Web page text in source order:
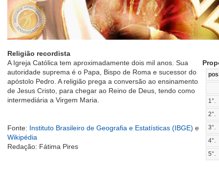
1°.
2°.
3°.
4°.
5°.
Religião recordista
A Igreja Católica tem aproximadamente dois mil anos. Sua
autoridade suprema é o Papa, Bispo de Roma e sucessor do
apóstolo Pedro. A religião prega a conversão ao ensinamento
de Jesus Cristo, para chegar ao Reino de Deus, tendo como
intermediária a Virgem Maria.
Fonte: Instituto Brasileiro de Geografia e Estatísticas (IBGE) e
Wikipédia
Redação: Fátima Pires